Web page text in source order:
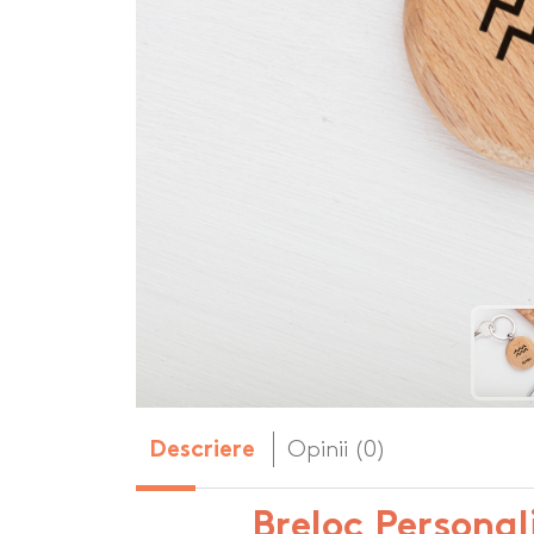
Dop
de vin
Dozatoare de
personalizate
Genti de plaja
Genti sport
Ghiozdane
Descriere Opinii (0)